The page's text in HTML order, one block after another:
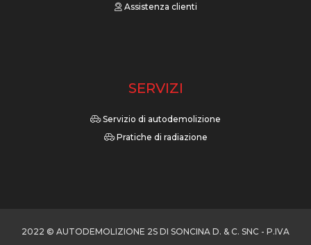
Assistenza clienti
SERVIZI
Servizio di autodemolizione
Pratiche di radiazione
2022 © AUTODEMOLIZIONE 2S DI SONCINA D. & C. SNC - P.IVA